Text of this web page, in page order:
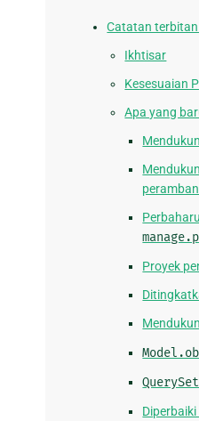
Catatan
Ikhtisar
Kesesuaian
Apa yang
peramban
Proyek